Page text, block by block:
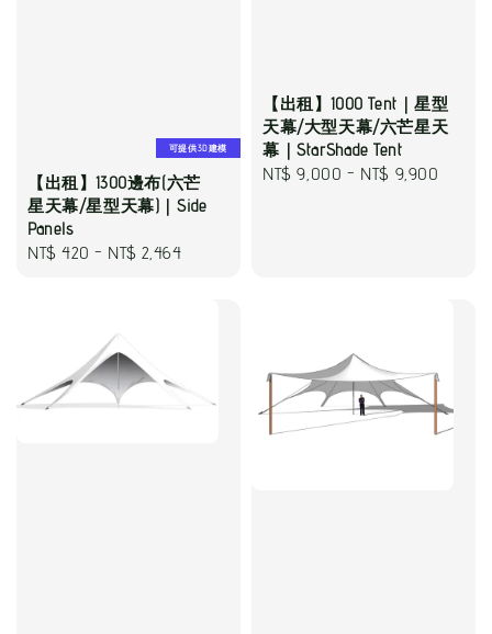
可提供3D建模
【出租】1300邊布(六芒
星天幕/星型天幕)｜Side
Panels
Regular
NT$ 420 - NT$ 2,464
【出租】1000 Tent｜星型
天幕/大型天幕/六芒星天
幕｜StarShade Tent
Regular
NT$ 9,000 - NT$ 9,900